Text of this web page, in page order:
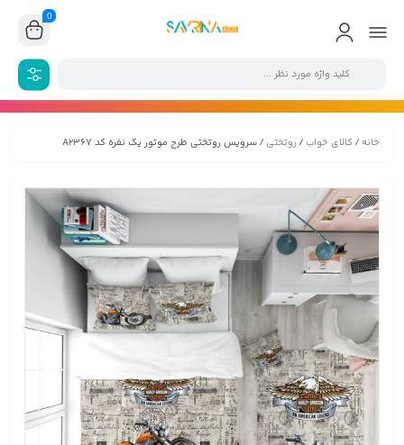
0
خانه/ کالای خواب/ روتختی/ سرویس روتختی طرح موتور یک نفره کد A2367